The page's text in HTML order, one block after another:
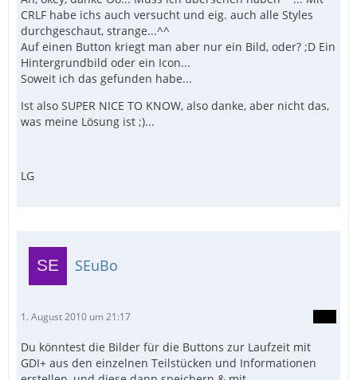
CRLF habe ichs auch versucht und eig. auch alle Styles
durchgeschaut, strange...^^
Auf einen Button kriegt man aber nur ein Bild, oder? ;D Ein
Hintergrundbild oder ein Icon...
Soweit ich das gefunden habe...
Ist also SUPER NICE TO KNOW, also danke, aber nicht das,
was meine Lösung ist ;)...
LG
SEuBo
1. August 2010 um 21:17
Du könntest die Bilder für die Buttons zur Laufzeit mit
GDI+ aus den einzelnen Teilstücken und Informationen